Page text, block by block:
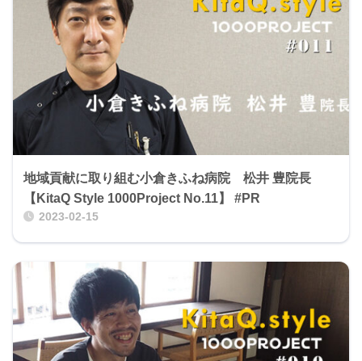
地域貢献に取り組む小倉きふね病院 松井 豊院長
【KitaQ Style 1000Project No.11】 #PR
2023-02-15